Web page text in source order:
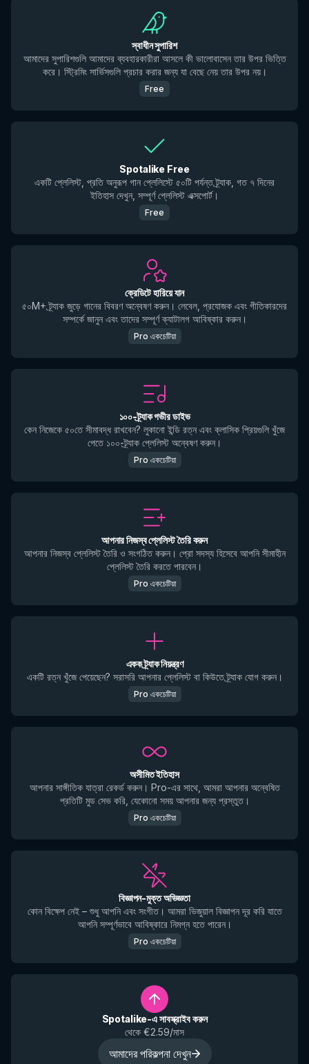
স্বাধীন সুপারিশ
আমাদের সুপারিশগুলি আমাদের ব্যবহারকারীরা আসলে কী ভালোবাসেন তার উপর ভিত্তি
করে। স্ট্রিমিং সার্ভিসগুলি প্রচার করার জন্য যা বেছে নেয় তার উপর নয়।
Free
Spotalike Free
একটি প্লেলিস্ট, প্রতি অনুরূপ গান প্লেলিস্টে ৫০টি পর্যন্ত ট্র্যাক, গত ৭ দিনের
ইতিহাস দেখুন, সম্পূর্ণ প্লেলিস্ট এক্সপোর্ট।
Free
ক্রেডিটে হারিয়ে যান
৫০M+ ট্র্যাক জুড়ে গানের বিবরণ অন্বেষণ করুন। লেবেল, প্রযোজক এবং গীতিকারদের
সম্পর্কে জানুন এবং তাদের সম্পূর্ণ ক্যাটালগ আবিষ্কার করুন।
Pro একচেটিয়া
১০০-ট্র্যাক গভীর ডাইভ
কেন নিজেকে ৫০তে সীমাবদ্ধ রাখবেন? লুকানো ইন্ডি রত্ন এবং ক্লাসিক প্রিয়গুলি খুঁজে
পেতে ১০০-ট্র্যাক প্লেলিস্ট অন্বেষণ করুন।
Pro একচেটিয়া
আপনার নিজস্ব প্লেলিস্ট তৈরি করুন
আপনার নিজস্ব প্লেলিস্ট তৈরি ও সংগঠিত করুন। প্রো সদস্য হিসেবে আপনি সীমাহীন
প্লেলিস্ট তৈরি করতে পারবেন।
Pro একচেটিয়া
একক ট্র্যাক নিয়ন্ত্রণ
একটি রত্ন খুঁজে পেয়েছেন? সরাসরি আপনার প্লেলিস্ট বা কিউতে ট্র্যাক যোগ করুন।
Pro একচেটিয়া
অসীমিত ইতিহাস
আপনার সাঙ্গীতিক যাত্রা রেকর্ড করুন। Pro-এর সাথে, আমরা আপনার অন্বেষিত
প্রতিটি মুড সেভ করি, যেকোনো সময় আপনার জন্য প্রস্তুত।
Pro একচেটিয়া
বিজ্ঞাপন-মুক্ত অভিজ্ঞতা
কোন বিক্ষেপ নেই – শুধু আপনি এবং সংগীত। আমরা ভিজুয়াল বিজ্ঞাপন দূর করি যাতে
আপনি সম্পূর্ণভাবে আবিষ্কারে নিমগ্ন হতে পারেন।
Pro একচেটিয়া
Spotalike-এ সাবস্ক্রাইব করুন
থেকে €2.59/মাস
আমাদের পরিকল্পনা দেখুন